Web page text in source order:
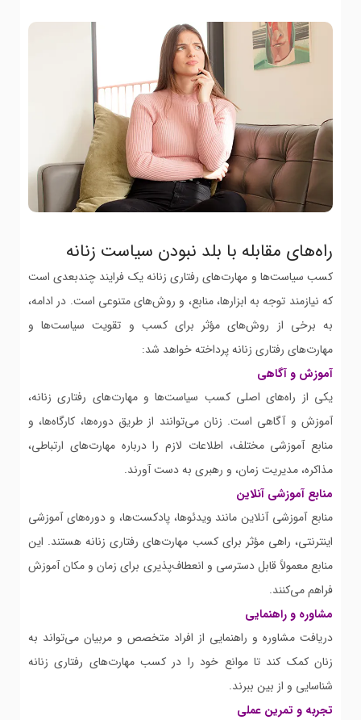
راه‌های مقابله با بلد نبودن سیاست زنانه
کسب سیاست‌ها و مهارت‌های رفتاری زنانه یک فرایند چندبعدی است
که نیازمند توجه به ابزارها، منابع، و روش‌های متنوعی است. در ادامه،
به برخی از روش‌های مؤثر برای کسب و تقویت سیاست‌ها و
مهارت‌های رفتاری زنانه پرداخته خواهد شد:
آموزش و آگاهی
یکی از راه‌های اصلی کسب سیاست‌ها و مهارت‌های رفتاری زنانه،
آموزش و آگاهی است. زنان می‌توانند از طریق دوره‌ها، کارگاه‌ها، و
منابع آموزشی مختلف، اطلاعات لازم را درباره مهارت‌های ارتباطی،
مذاکره، مدیریت زمان، و رهبری به دست آورند.
منابع آموزشی آنلاین
منابع آموزشی آنلاین مانند ویدئوها، پادکست‌ها، و دوره‌های آموزشی
اینترنتی، راهی مؤثر برای کسب مهارت‌های رفتاری زنانه هستند. این
منابع معمولاً قابل دسترسی و انعطاف‌پذیری برای زمان و مکان آموزش
فراهم می‌کنند.
مشاوره و راهنمایی
دریافت مشاوره و راهنمایی از افراد متخصص و مربیان می‌تواند به
زنان کمک کند تا موانع خود را در کسب مهارت‌های رفتاری زنانه
شناسایی و از بین ببرند.
تجربه و تمرین عملی